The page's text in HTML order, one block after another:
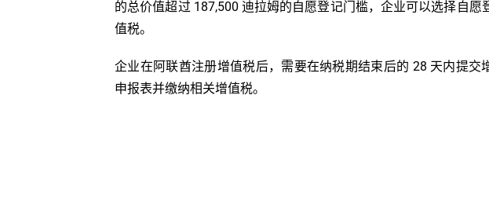
的总价值超过 187,500 迪拉姆的自愿登记门槛，企业可以选择自愿
值税。
企业在阿联酋注册增值税后，需要在纳税期结束后的 28 天内提交
申报表并缴纳相关增值税。